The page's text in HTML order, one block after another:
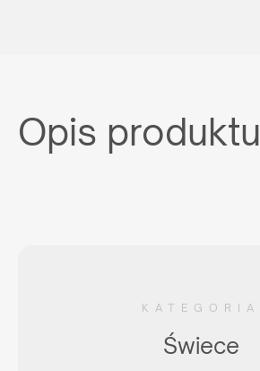
Opis produktu
KATEGORIA
Świece